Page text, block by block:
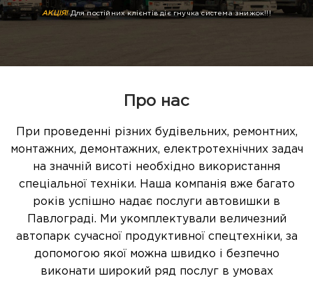
АКЦІЯ!Для постійних клієнтів діє гнучка система знижок!!!
Про нас
При проведенні різних будівельних, ремонтних,
монтажних, демонтажних, електротехнічних задач
на значній висоті необхідно використання
спеціальної техніки. Наша компанія вже багато
років успішно надає послуги автовишки в
Павлограді. Ми укомплектували величезний
автопарк сучасної продуктивної спецтехніки, за
допомогою якої можна швидко і безпечно
виконати широкий ряд послуг в умовах